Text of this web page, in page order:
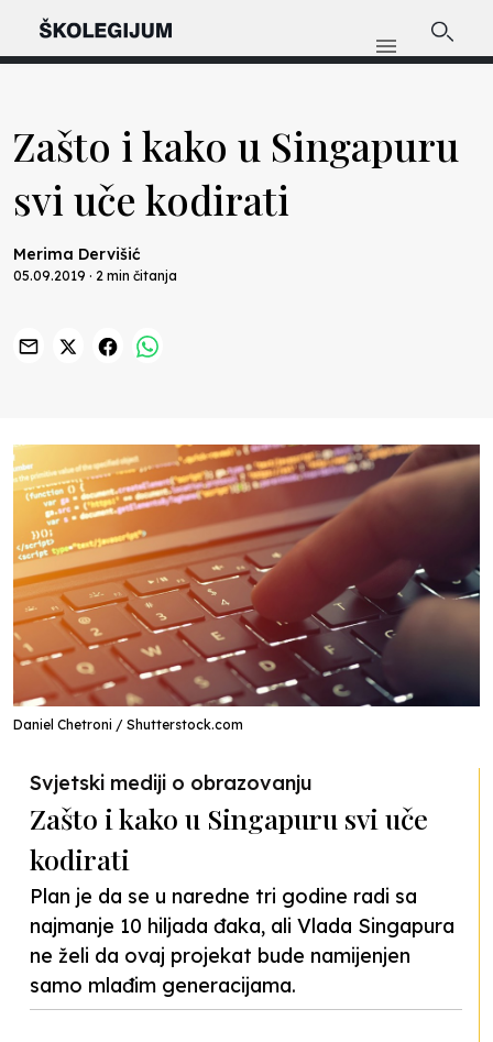
Zašto i kako u Singapuru
svi uče kodirati
Merima Dervišić
05.09.2019 · 2 min čitanja
Daniel Chetroni / Shutterstock.com
Svjetski mediji o obrazovanju
Zašto i kako u Singapuru svi uče
kodirati
Plan je da se u naredne tri godine radi sa
najmanje 10 hiljada đaka, ali Vlada Singapura
ne želi da ovaj projekat bude namijenjen
samo mlađim generacijama.